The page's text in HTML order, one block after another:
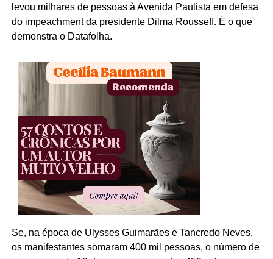
levou milhares de pessoas à Avenida Paulista em defesa
do impeachment da presidente Dilma Rousseff. É o que
demonstra o Datafolha.
Se, na época de Ulysses Guimarães e Tancredo Neves,
os manifestantes somaram 400 mil pessoas, o número de